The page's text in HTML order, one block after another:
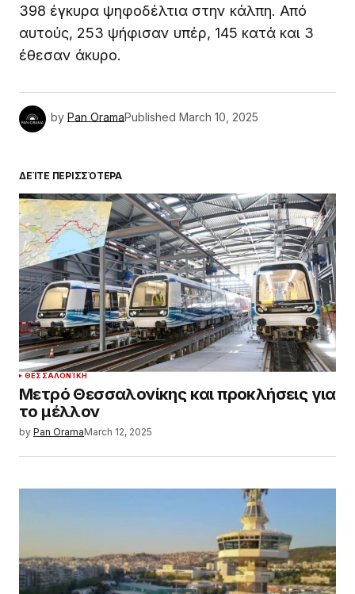
398 έγκυρα ψηφοδέλτια στην κάλπη. Από
αυτούς, 253 ψήφισαν υπέρ, 145 κατά και 3
έθεσαν άκυρο.
by Pan OramaPublished March 10, 2025
ΔΕΊΤΕ ΠΕΡΙΣΣΌΤΕΡΑ
ΘΕΣΣΑΛΟΝΊΚΗ
Μετρό Θεσσαλονίκης και προκλήσεις για
το μέλλον
by Pan OramaMarch 12, 2025